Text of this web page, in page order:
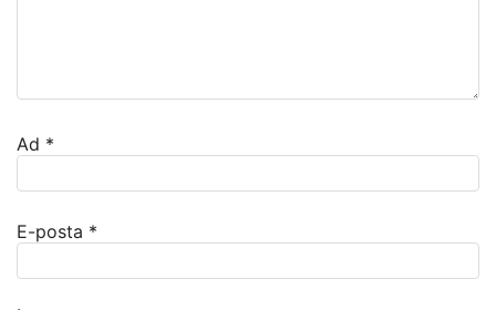
Ad *
E-posta *